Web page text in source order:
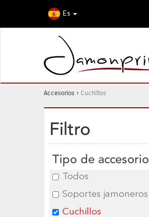
Es
Accesorios › Cuchillos
Filtro
Tipo de accesorio
Todos
Soportes jamoneros
Cuchillos